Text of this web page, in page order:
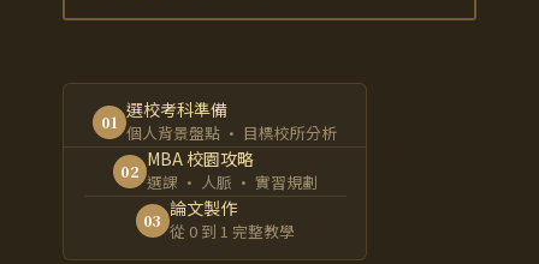
01
選校考科準備
個人背景盤點 · 目標校所分析
02
MBA 校園攻略
選課 · 人脈 · 實習規劃
03
論文製作
從 0 到 1 完整教學